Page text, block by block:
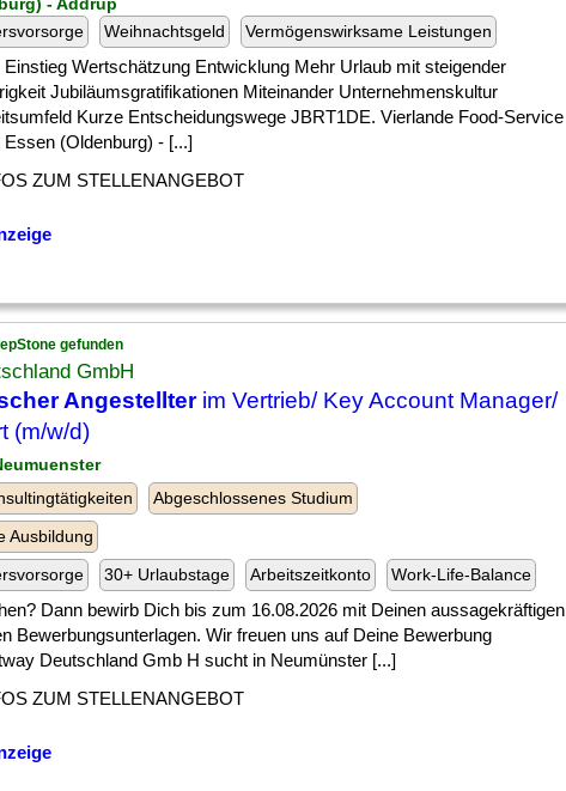
Weihnachtsgeld Vermögenswirksame Leistungen
Einstieg Wertschätzung Entwicklung Mehr Urlaub mit steigender
Jubiläumsgratifikationen Miteinander Unternehmenskultur
Kurze Entscheidungswege JBRT1DE. Vierlande Food-Service
(Oldenburg) - [...]
ZUM STELLENANGEBOT
gefunden
GmbH
Angestellterim Vertrieb/ Key Account Manager/
(m/w/d)
Abgeschlossenes Studium
Ausbildung
30+ Urlaubstage Arbeitszeitkonto Work-Life-Balance
Dann bewirb Dich bis zum 16.08.2026 mit Deinen aussagekräftigen
Bewerbungsunterlagen. Wir freuen uns auf Deine Bewerbung
Deutschland Gmb H sucht in Neumünster [...]
ZUM STELLENANGEBOT